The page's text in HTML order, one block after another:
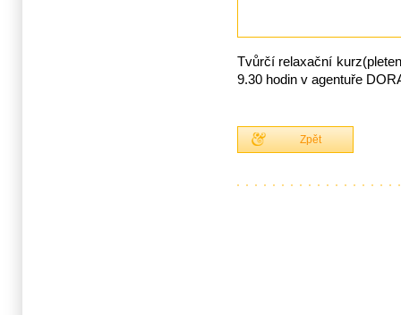
Tvůrčí relaxační
9.30 hodin v agentuře
Zpět